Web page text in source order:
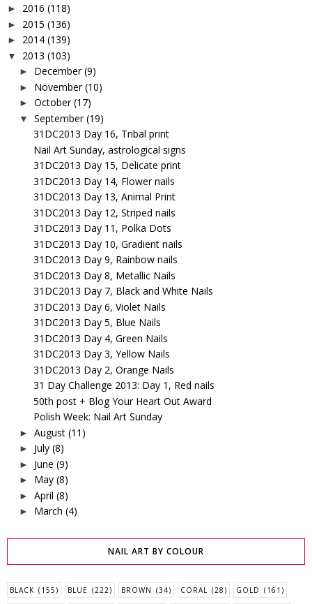
► 2016 (118)
► 2015 (136)
► 2014 (139)
▼ 2013 (103)
► December (9)
► November (10)
► October (17)
▼ September (19)
31DC2013 Day 16, Tribal print
Nail Art Sunday, astrological signs
31DC2013 Day 15, Delicate print
31DC2013 Day 14, Flower nails
31DC2013 Day 13, Animal Print
31DC2013 Day 12, Striped nails
31DC2013 Day 11, Polka Dots
31DC2013 Day 10, Gradient nails
31DC2013 Day 9, Rainbow nails
31DC2013 Day 8, Metallic Nails
31DC2013 Day 7, Black and White Nails
31DC2013 Day 6, Violet Nails
31DC2013 Day 5, Blue Nails
31DC2013 Day 4, Green Nails
31DC2013 Day 3, Yellow Nails
31DC2013 Day 2, Orange Nails
31 Day Challenge 2013: Day 1, Red nails
50th post + Blog Your Heart Out Award
Polish Week: Nail Art Sunday
► August (11)
► July (8)
► June (9)
► May (8)
► April (8)
► March (4)
NAIL ART BY COLOUR
BLACK (155) BLUE (222) BROWN (34) CORAL (28) GOLD (161)